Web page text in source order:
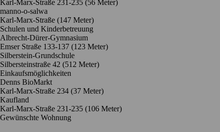
Karl-Marx-Straße 231-235 (56 Meter)
manno-o-salwa
Karl-Marx-Straße (147 Meter)
Schulen und Kinderbetreuung
Albrecht-Dürer-Gymnasium
Emser Straße 133-137 (123 Meter)
Silberstein-Grundschule
Silbersteinstraße 42 (512 Meter)
Einkaufsmöglichkeiten
Denns BioMarkt
Karl-Marx-Straße 234 (37 Meter)
Kaufland
Karl-Marx-Straße 231-235 (106 Meter)
Gewünschte Wohnung